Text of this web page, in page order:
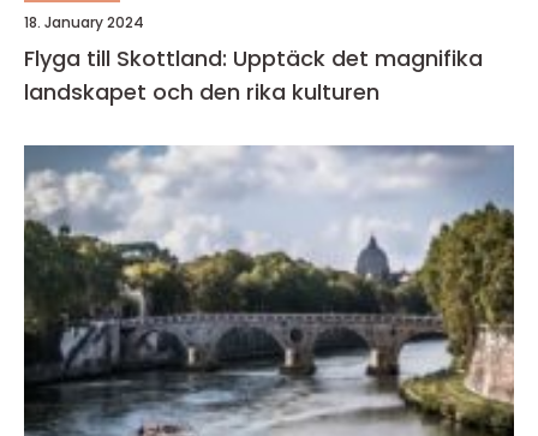
18. January 2024
Flyga till Skottland: Upptäck det magnifika
landskapet och den rika kulturen